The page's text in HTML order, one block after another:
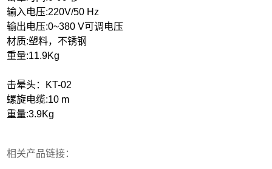
输入电压:220V/50 Hz
输出电压:0~380 V可调电压
材质:塑料，不锈钢
重量:11.9Kg
击晕头：KT-02
螺旋电缆:10 m
重量:3.9Kg
相关产品链接：